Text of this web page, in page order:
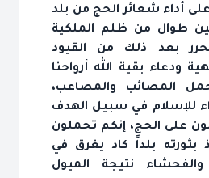
أداء شعائر الحج من بلد
طوال من ظلم الملكية
بعد ذلك من القيود
ودعاء بقية الله أرواحنا
المصائب والمصاعب،
للإسلام في سبيل الهدف
على الحج، إنكم تحملون
بلداً كاد يغرق في
والفحشاء نتيجة الميول